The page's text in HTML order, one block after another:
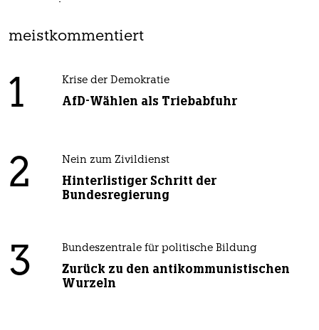
meistkommentiert
1 Krise der Demokratie
AfD-Wählen als Triebabfuhr
2 Nein zum Zivildienst
Hinterlistiger Schritt der
Bundesregierung
3 Bundeszentrale für politische Bildung
Zurück zu den antikommunistischen
Wurzeln